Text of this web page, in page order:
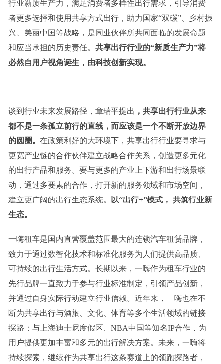
行业新质生产力，满足消费者多样性出行需求，引导消费
者更多选择和使用共享方式出行，助力国家“双碳”、乡村振
兴、美丽中国等战略，是同业伙伴所共同面临的发展命题
和应当承担的历史责任。 共享出行行业的“新质生产力”将
必然自 用户视角诞生 ，由科技创新实现。
谈到行业未来发展路径，章瑞平提出 ， 共享出行行业从来
都不是一条孤立前行的直线，而应该是一个不断开放边界
的圆圈。 在政策利好的大环境下，共享出行行业要寻求与
更宽产业链的合作伙伴建立战略合作关系，创造更多元化
的出行产品和服务。要与更多的产业上下游和出行场景联
动，通过多要素的合作，打开新的服务领域和市场空间，
建立更广阔的出行生态系统。
以“出行+”模式， 共筑行业新
生态。
一嗨租车是国内直营覆盖范围最大的连锁汽车租赁品牌，
致力于通过数智化技术和标准化服务为人们提供高品质、
可持续的出行生活方式。长期以来，一嗨作为租车行业的
先行品牌一直致力于参与行业标准制定，引领产品创新，
并通过自身实际行动建立行业信赖。近年来，一嗨也在不
断为共享出行与酒旅、文化、体育等多个生活领域的链接
探路：与上海迪士尼度假区、NBA中国等知名IP合作，为
用户提供更加丰富和多元的出行解决方案。未来，一嗨将
持续探索，继续作为共享出行这条赛道上的领跑探路者，